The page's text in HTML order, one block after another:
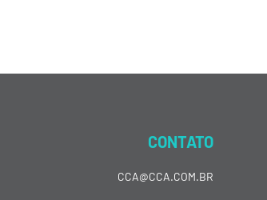
CONTATO
CCA@CCA.COM.BR